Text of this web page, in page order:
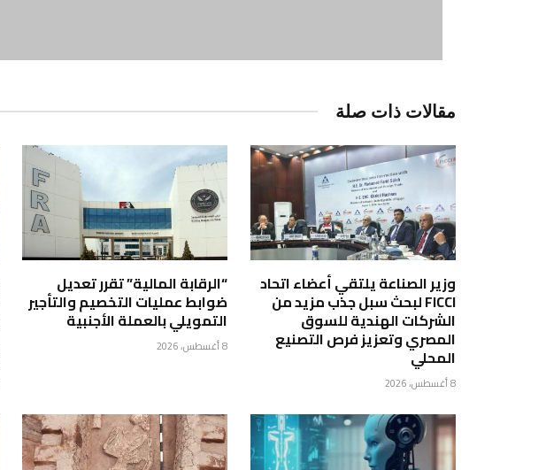
مقالات ذات صلة
وزير الصناعة يلتقي أعضاء اتحاد
FICCI لبحث سبل جذب مزيد من
الشركات الهندية للسوق
المصري وتعزيز فرص التصنيع
المحلي
8 أغسطس، 2026
“الرقابة المالية” تقرر تعديل
ضوابط عمليات التخصيم والتأجير
التمويلي بالعملة الأجنبية
8 أغسطس، 2026